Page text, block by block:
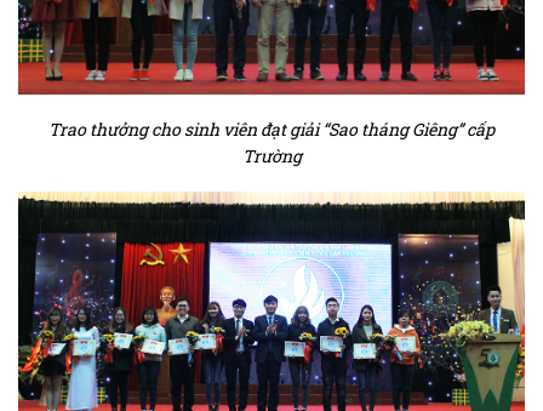
Trao thưởng cho sinh viên đạt giải “Sao tháng Giêng” cấp
Trường